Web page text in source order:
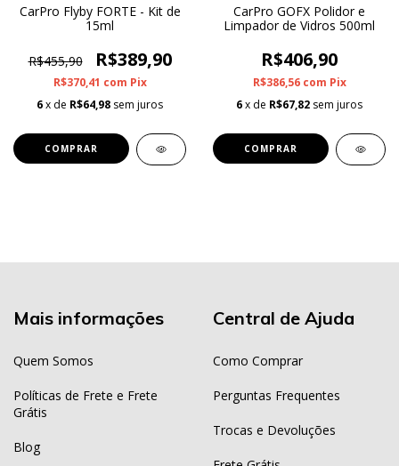
CarPro Flyby FORTE - Kit de
15ml
R$455,90 R$389,90
R$370,41 com Pix
6x de R$64,98 sem juros
CarPro GOFX Polidor e
Limpador de Vidros 500ml
R$406,90
R$386,56 com Pix
6x de R$67,82 sem juros
Mais informações
Quem Somos
Políticas de Frete e Frete
Grátis
Blog
Central de Ajuda
Como Comprar
Perguntas Frequentes
Trocas e Devoluções